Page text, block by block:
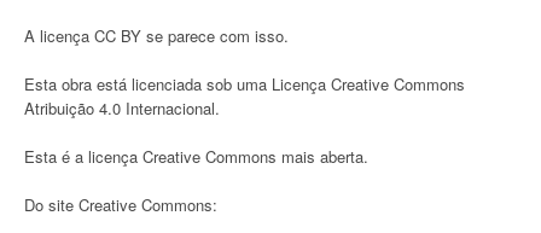
A licença CC BY se parece com isso.
Esta obra está licenciada sob uma Licença Creative Commons
Atribuição 4.0 Internacional.
Esta é a licença Creative Commons mais aberta.
Do site Creative Commons: